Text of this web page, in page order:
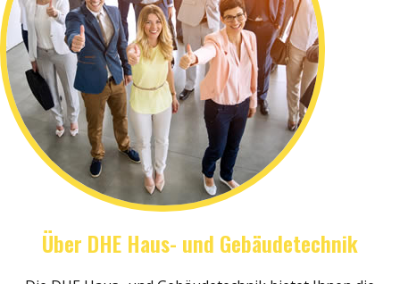
Über DHE Haus- und Gebäudetechnik